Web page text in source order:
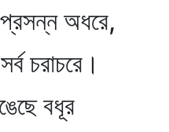
অধরে,
চরাচরে।
বধূর